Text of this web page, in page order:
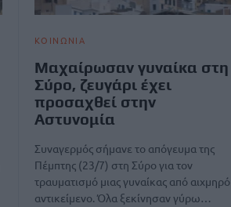
ΚΟΙΝΩΝΙΑ
Μαχαίρωσαν γυναίκα στη
Σύρο, ζευγάρι έχει
προσαχθεί στην
Αστυνομία
Συναγερμός σήμανε το απόγευμα της
Πέμπτης (23/7) στη Σύρο για τον
τραυματισμό μιας γυναίκας από αιχμηρό
αντικείμενο. Όλα ξεκίνησαν γύρω…